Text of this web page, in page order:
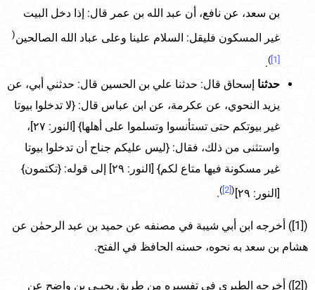
بن سعد، عن نافع، أن عبد الله بن عمر قال: إذا دخل البيت
غير المسكون فليقل: السلام علينا وعلى عباد الله الصالحين(
[1]
)
.
حدثنا إسحاق قال: حدثنا علي بن الحسين قال: حدثني أبي، عن
يزيد النحوي، عن عكرمة، عن ابن عباس قال: {لا تدخلوا بيوتا
غير بيوتكم حتى تستأنسوا وتسلموا على أهلها} [النور: ٢٧]،
واستثنى من ذلك، فقال: {ليس عليكم جناح أن تدخلوا بيوتا
غير مسكونة فيها متاع لكم} [النور: ٢٩] إلى قوله: {تكتمون}
[النور: ٢٩]
(
)
.
([1]) أخرجه ابن أبي شيبة في مصنفه عن حميد بن عبد الرحمٰن عن
هشام بن سعد به نحوه، حسنه الحافظ في الفتح.
([2]) أخرجه الطبري في تفسيره من طريق يحيـى بن واضح عن